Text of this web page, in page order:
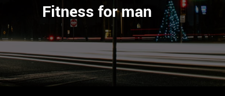
Fitness for man